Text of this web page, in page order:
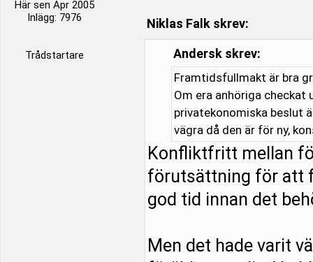
Här sen Apr 2005
Inlägg: 7976
Trådstartare
Niklas Falk skrev:
Andersk skrev:
Framtidsfullmakt är bra
Om era anhöriga
privatekonomiska beslut
vägra då den är för ny,
Konfliktfritt mellan
förutsättning för att
god tid innan det
Men det hade varit